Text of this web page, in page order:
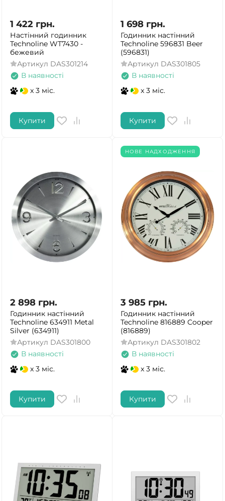
1 422 грн.
Настінний годинник
Technoline WT7430 -
бежевий
Артикул DAS301214
В наявності
x 3 міс.
Купити
1 698 грн.
Годинник настінний
Technoline 596831 Beer
(596831)
Артикул DAS301805
В наявності
x 3 міс.
Купити
2 898 грн.
Годинник настінний
Technoline 634911 Metal
Silver (634911)
Артикул DAS301800
В наявності
x 3 міс.
Купити
НОВЕ НАДХОДЖЕННЯ
3 985 грн.
Годинник настінний
Technoline 816889 Cooper
(816889)
Артикул DAS301802
В наявності
x 3 міс.
Купити